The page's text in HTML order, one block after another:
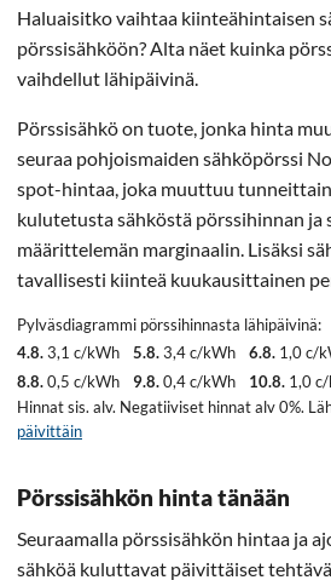
Haluaisitko vaihtaa kiinteähintaisen
pörssisähköön? Alta näet kuinka
vaihdellut lähipäivinä.
Pörssisähkö on tuote, jonka hinta
seuraa pohjoismaiden sähköpörssi
spot-hintaa, joka muuttuu
kulutetusta sähköstä pörssihinnan ja
määrittelemän marginaalin. Lisäksi
tavallisesti kiinteä kuukausittainen
Pylväsdiagrammi pörssihinnasta lähipäivinä:
4.8.3,1 c/kWh 5.8.3,4 c/kWh 6.8. 1,0 c/
8.8.0,5 c/kWh 9.8.0,4 c/kWh 10.8. 1,0
Hinnat sis. alv. Negatiiviset hinnat alv 0%.
päivittäin
Pörssisähkön hinta tänään
Seuraamalla pörssisähkön hintaa ja
sähköä kuluttavat päivittäiset